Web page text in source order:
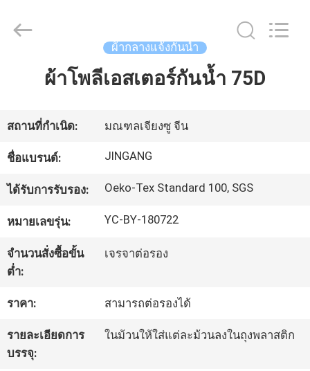
สินค้า
เกี่ยว
กับ
เรา
ทัวร์
โรงงาน
2025
Suzhou
ผ้ากลางแจ้งกันน้ำ
ผ้าโพลีเอสเตอร์กันน้ำ 75D
สถานที่กำเนิด: มณฑลเจียงซู จีน
ชื่อแบรนด์: JINGANG
ได้รับการรับรอง: Oeko-Tex Standard 100, SGS
หมายเลขรุ่น: YC-BY-180722
จำนวนสั่งซื้อขั้น
ต่ำ:
เจรจาต่อรอง
ราคา: สามารถต่อรองได้
รายละเอียดการ
บรรจุ:
ในม้วนให้ใส่แต่ละม้วนลงในถุงพลาสติก